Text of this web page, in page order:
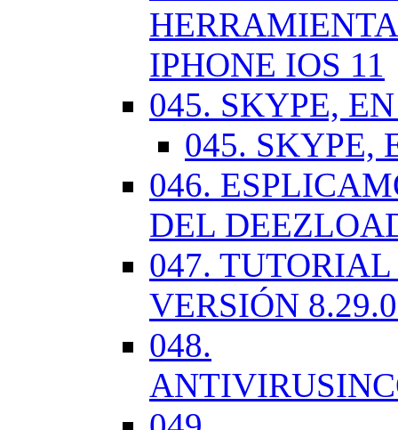
IPHONE IOS 11
045. SKYPE,
045. SKYPE,
046.
DEL
047.
VERSIÓN
048.